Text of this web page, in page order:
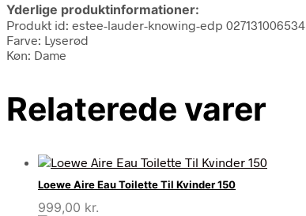
Yderlige produktinformationer:
Produkt id: estee-lauder-knowing-edp 027131006534
Farve: Lyserød
Køn: Dame
Relaterede varer
Loewe Aire Eau Toilette Til Kvinder 150
999,00 kr.